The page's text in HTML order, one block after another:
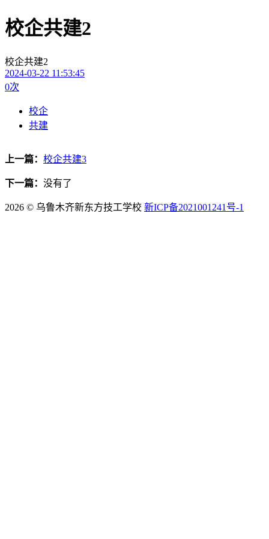
校企共建2
校企共建2
2024-03-22 11:53:45
0次
校企
共建
上一篇： 校企共建3
下一篇： 没有了
2026 © 乌鲁木齐新东方技工学校 新ICP备2021001241号-1